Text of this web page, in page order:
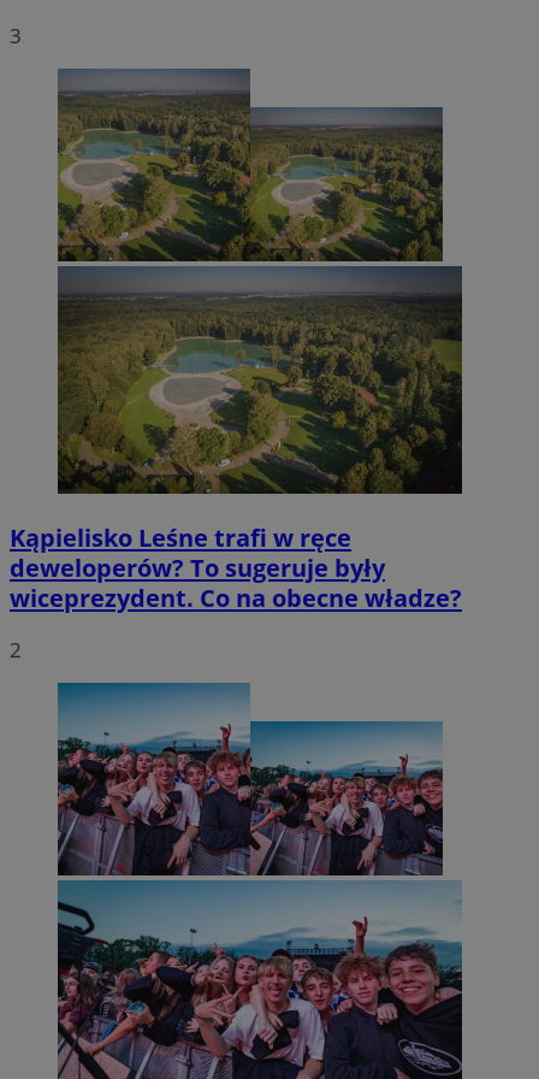
3
Kąpielisko Leśne trafi w ręce
deweloperów? To sugeruje były
wiceprezydent. Co na obecne władze?
2